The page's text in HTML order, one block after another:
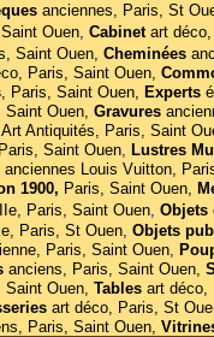
anciennes, Paris, St
Ouen, Cabinet art
Saint Ouen, Cheminées
Paris, Saint Ouen,
, Paris, Saint Ouen, Experts
Saint Ouen, Gravures
Art Antiquités, Paris, Saint
Saint Ouen, Lustres
anciennes Louis Vuitton,
1900, Paris, Saint Ouen,
Paris, Saint Ouen, Objets
Paris, St Ouen, Objets
Paris, Saint Ouen,
anciens, Paris, Saint Ouen,
Saint Ouen, Tables art déco,
art déco, Paris, St
Paris, Saint Ouen,